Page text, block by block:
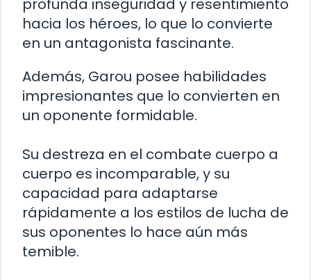
profunda inseguridad y resentimiento
hacia los héroes, lo que lo convierte
en un antagonista fascinante.
Además, Garou posee habilidades
impresionantes que lo convierten en
un oponente formidable.
Su destreza en el combate cuerpo a
cuerpo es incomparable, y su
capacidad para adaptarse
rápidamente a los estilos de lucha de
sus oponentes lo hace aún más
temible.